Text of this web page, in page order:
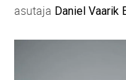
asutaja Daniel Vaarik